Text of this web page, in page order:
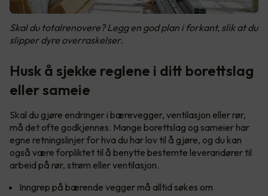
Skal du totalrenovere? Legg en god plan i forkant, slik at du
slipper dyre overraskelser.
Husk å sjekke reglene i ditt borettslag
eller sameie
Skal du gjøre endringer i bærevegger, ventilasjon eller rør,
må det ofte godkjennes. Mange borettslag og sameier har
egne retningslinjer for hva du har lov til å gjøre, og du kan
også være forpliktet til å benytte bestemte leverandører til
arbeid på rør, strøm eller ventilasjon.
Inngrep på bærende vegger må alltid søkes om